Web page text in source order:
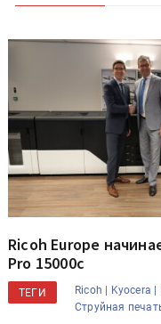
Ricoh Europe
Pro 15000c
ТЕГИ Ricoh | Kyocera |
Струйная